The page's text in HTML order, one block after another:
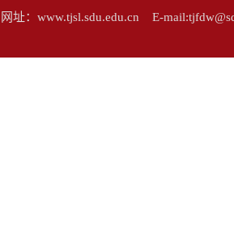
网址：www.tjsl.sdu.edu.cn E-